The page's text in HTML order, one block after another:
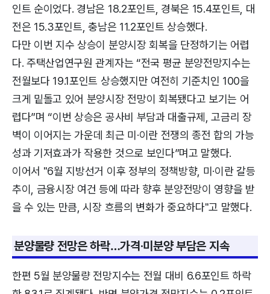
인트 순이었다. 경남은 18.2포인트, 경북은 15.4포인트, 대
전은 15.3포인트, 충남은 11.2포인트 상승했다.
다만 이번 지수 상승이 분양시장 회복을 단정하기는 어렵
다. 주택산업연구원 관계자는 “전국 평균 분양전망지수는
전월보다 19.1포인트 상승했지만 여전히 기준치인 100을
크게 밑돌고 있어 분양시장 전망이 회복됐다고 보기는 어
렵다”며 “이번 상승은 공사비 부담과 대출규제, 고금리 장
벽이 이어지는 가운데 최근 미·이란 전쟁의 종전 합의 가능
성과 기저효과가 작용한 것으로 보인다”며고 말했다.
이어서 "6월 지방선거 이후 정부의 정책방향, 미·이란 갈등
추이, 금융시장 여건 등에 따라 향후 분양전망이 영향을 받
을 수 있는 만큼, 시장 흐름의 변화가 중요하다"고 말했다.
분양물량 전망은 하락…가격·미분양 부담은 지속
한편 5월 분양물량 전망지수는 전월 대비 6.6포인트 하락